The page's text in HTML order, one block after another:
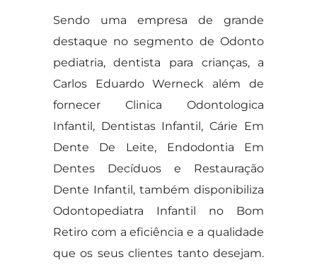
Sendo uma empresa de grande
destaque no segmento de Odonto
pediatria, dentista para crianças, a
Carlos Eduardo Werneck além de
fornecer Clinica Odontologica
Infantil, Dentistas Infantil, Cárie Em
Dente De Leite, Endodontia Em
Dentes Decíduos e Restauração
Dente Infantil, também disponibiliza
Odontopediatra Infantil no Bom
Retiro com a eficiência e a qualidade
que os seus clientes tanto desejam.